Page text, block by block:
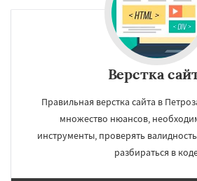
Верстка
Правильная верстка сайта в
множество нюансов,
инструменты, проверять
разбираться в